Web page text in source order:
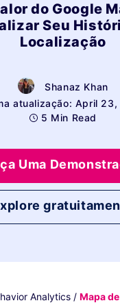
do Google
Seu
Localização
Shanaz Khan
atualização: April
5 Min Read
Uma
Analytics / Mapa